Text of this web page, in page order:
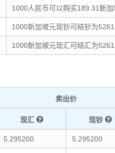
1000人民币可以购买189.31新
1000新加坡元现钞可结钞为
1000新加坡元现汇可结汇为
卖出价
现汇 现钞
5.295200 5.295200